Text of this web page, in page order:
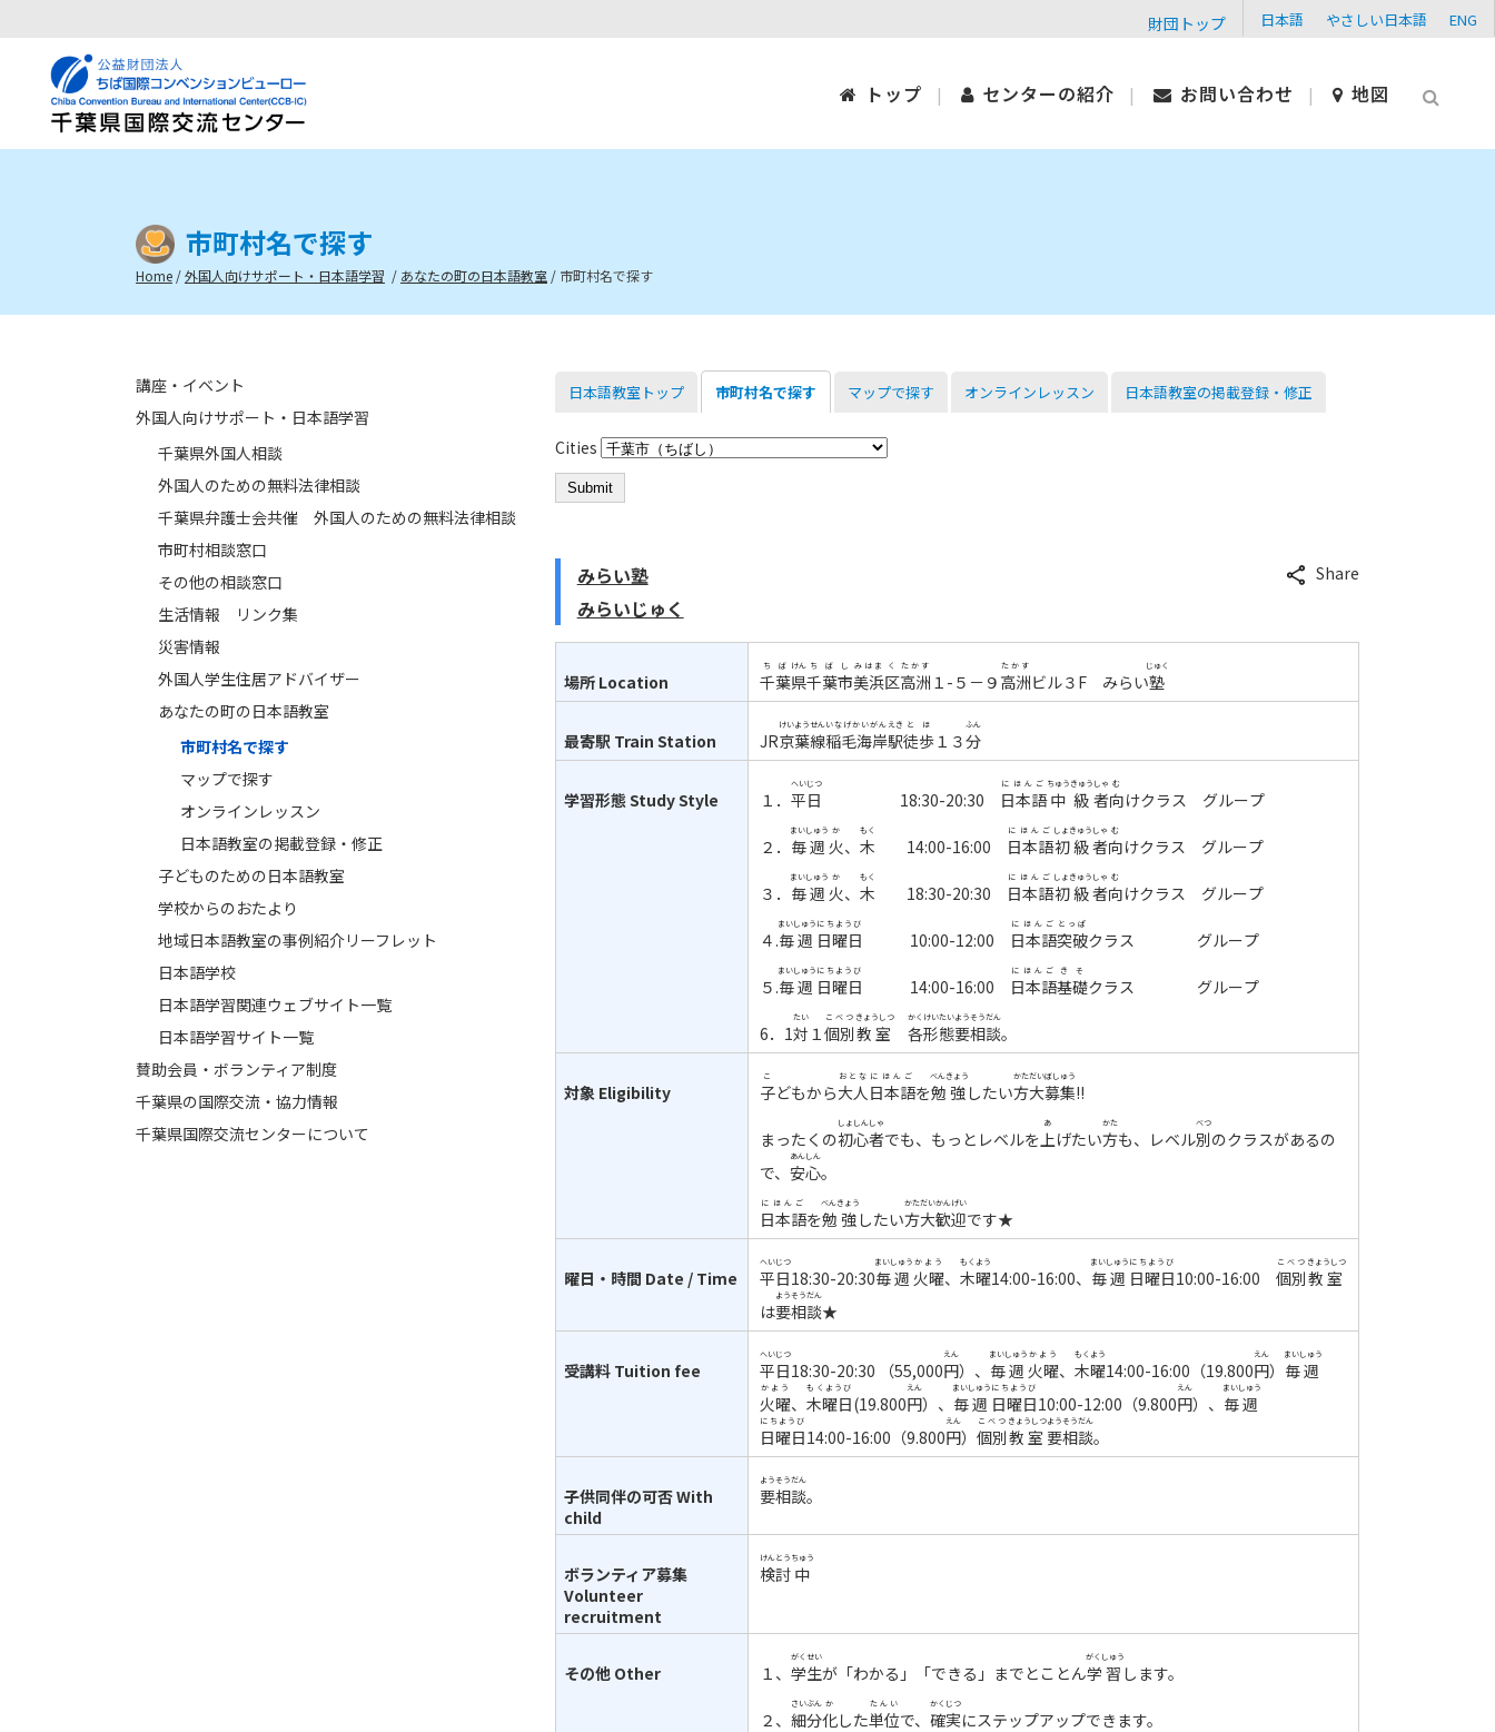
財団トップ 日本語 やさしい日本語 ENG
トップ センターの紹介 お問い合わせ 地図
市町村名で探す
Home /外国人向けサポート・日本語学習 / あなたの町の日本語教室 / 市町村名で探す
講座・イベント
外国人向けサポート・日本語学習
千葉県外国人相談
外国人のための無料法律相談
千葉県弁護士会共催 外国人のための無料法律相談
市町村相談窓口
その他の相談窓口
生活情報 リンク集
災害情報
外国人学生住居アドバイザー
あなたの町の日本語教室
市町村名で探す
マップで探す
オンラインレッスン
日本語教室の掲載登録・修正
子どものための日本語教室
学校からのおたより
地域日本語教室の事例紹介リーフレット
日本語学校
日本語学習関連ウェブサイト一覧
日本語学習サイト一覧
賛助会員・ボランティア制度
千葉県の国際交流・協力情報
千葉県国際交流センターについて
日本語教室トップ 市町村名で探す マップで探す オンラインレッスン 日本語教室の掲載登録・修正
Cities
みらい塾
みらいじゅく
Share
場所 Location 千葉
ちば
県
けん
千葉
ちば
市
し
美浜
みはま
区
く
高洲
たかす
１ - ５－９ 高洲
たかす
ビル３ Fみらい塾
じゅく
最寄駅 Train Station JR京葉
けいよう
線
せん
稲毛海岸
いなげかいがん
駅
えき
徒歩
とほ
１３分
ふん
学習形態Study Style １． 平日
へいじつ
18:30-20:30 日本語
にほんご
中級
ちゅうきゅう
者
しゃ
向
む
けクラス グループ
２． 毎週
まいしゅう
火
か
、 木
もく
14:00-16:00 日本語
にほんご
初級
しょきゅう
者
しゃ
向
む
けクラス グループ
３． 毎週
まいしゅう
火
か
、 木
もく
18:30-20:30 日本語
にほんご
初級
しょきゅう
者
しゃ
向
む
けクラス グループ
４ .毎週
まいしゅう
日曜日
にちようび
10:00-12:00 日本語
にほんご
突破
とっぱ
クラス グループ
５ .毎週
まいしゅう
日曜日
にちようび
14:00-16:00 日本語
にほんご
基礎
きそ
クラス グループ
6． 1対
たい
１個別
こべつ
教室
きょうしつ
各
かく
形態
けいたい
要
よう
相談
そうだん
。
対象 Eligibility 子
こ
どもから大人
おとな
日本語
にほんご
を勉強
べんきょう
したい方
かた
大
だい
募集
ぼしゅう
‼
まったくの初心者
しょしんしゃ
でも、もっとレベルを上
あ
げたい方
かた
も、レベル別
べつ
のクラスがあるの
で、 安心
あんしん
。
日本語
にほんご
を勉強
べんきょう
したい方
かた
大
だい
歓迎
かんげい
です★
曜日・時間 Date / Time 平日
へいじつ
18:30-20:30毎週
まいしゅう
火曜
かよう
、 木曜
もくよう
14:00-16:00、 毎週
まいしゅう
日曜日
にちようび
10:00-16:00 個別
こべつ
教室
きょうしつ
は要
よう
相談
そうだん
★
受講料 Tuition fee 平日
へいじつ
18:30-20:30 （55,000円
えん
）、 毎週
まいしゅう
火曜
かよう
、 木曜
もくよう
14:00-16:00 （19.800円
えん
） 毎週
まいしゅう
火曜
かよう
、 木曜日
もくようび
(19.800円
えん
）、 毎週
まいしゅう
日曜日
にちようび
10:00-12:00 （9.800円
えん
）、 毎週
まいしゅう
日曜日
にちようび
14:00-16:00 （9.800円
えん
） 個別
こべつ
教室
きょうしつ
要
よう
相談
そうだん
。
子供同伴の可否With
child
要
よう
相談
そうだん
。
ボランティア募集
Volunteer
recruitment
検討
けんとう
中
ちゅう
その他 Other １、 学生
がくせい
が「わかる」「できる」までとことん学習
がくしゅう
します。
２、 細分
さいぶん
化
か
した単位
たんい
で、 確実
かくじつ
にステップアップできます。